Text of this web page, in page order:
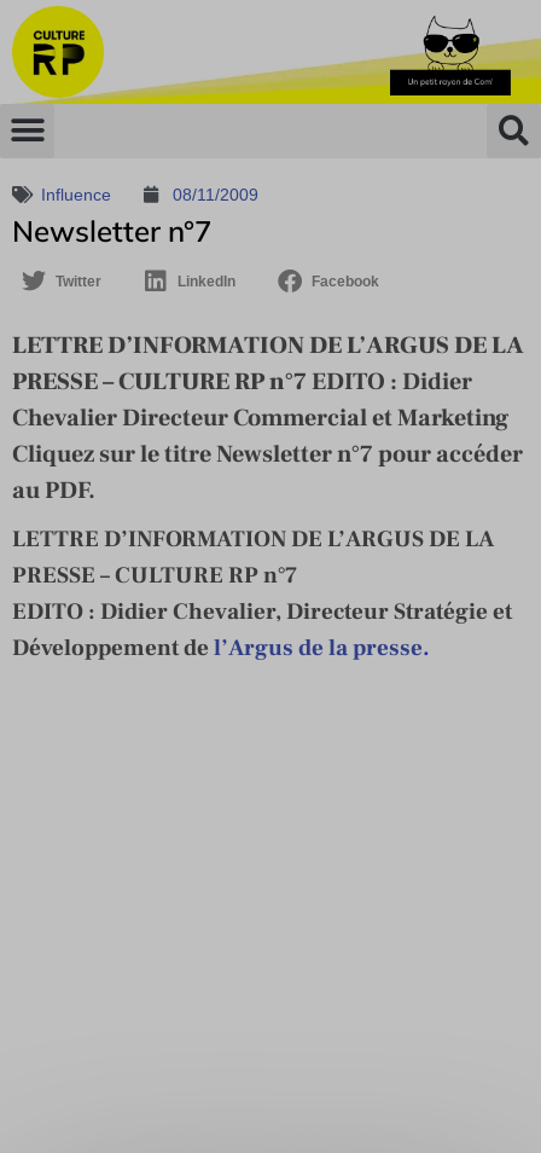
Influence 08/11/2009
Newsletter n°7
Twitter LinkedIn Facebook
LETTRE D’INFORMATION DE L’ARGUS DE LA
PRESSE – CULTURE RP n°7 EDITO : Didier
Chevalier Directeur Commercial et Marketing
Cliquez sur le titre Newsletter n°7 pour accéder
au PDF.
LETTRE D’INFORMATION DE L’ARGUS DE LA
PRESSE – CULTURE RP n°7
EDITO : Didier Chevalier, Directeur Stratégie et
Développement de l’Argus de la presse.